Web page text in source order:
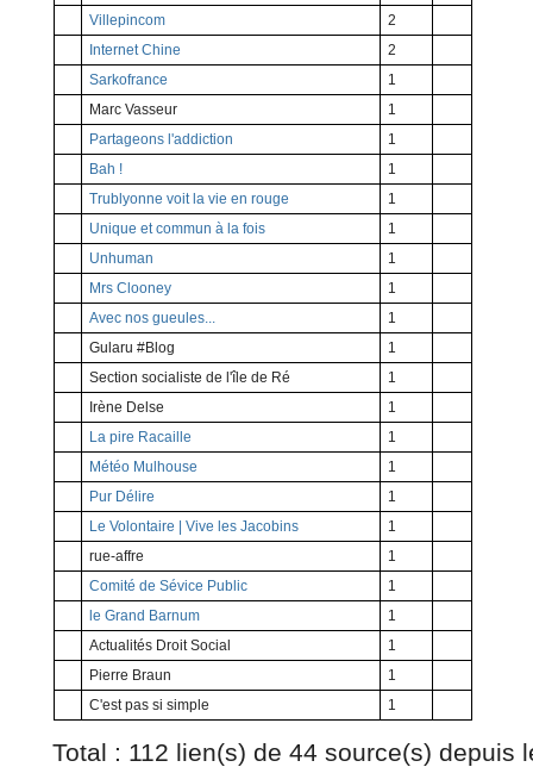
Villepincom
2
Internet Chine
2
Sarkofrance
1
Marc Vasseur
1
Partageons l'addiction
1
Bah !
1
Trublyonne voit la vie en rouge
1
Unique et commun à la fois
1
Unhuman
1
Mrs Clooney
1
Avec nos gueules...
1
Gularu #Blog
1
Section socialiste de l'île de Ré
1
Irène Delse
1
La pire Racaille
1
Météo Mulhouse
1
Pur Délire
1
Le Volontaire | Vive les Jacobins
1
rue-affre
1
Comité de Sévice Public
1
le Grand Barnum
1
Actualités Droit Social
1
Pierre Braun
1
C'est pas si simple
1
Total : 112 lien(s) de 44 source(s) depuis